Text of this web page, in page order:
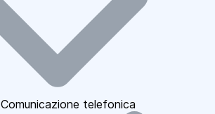
Comunicazione telefonica